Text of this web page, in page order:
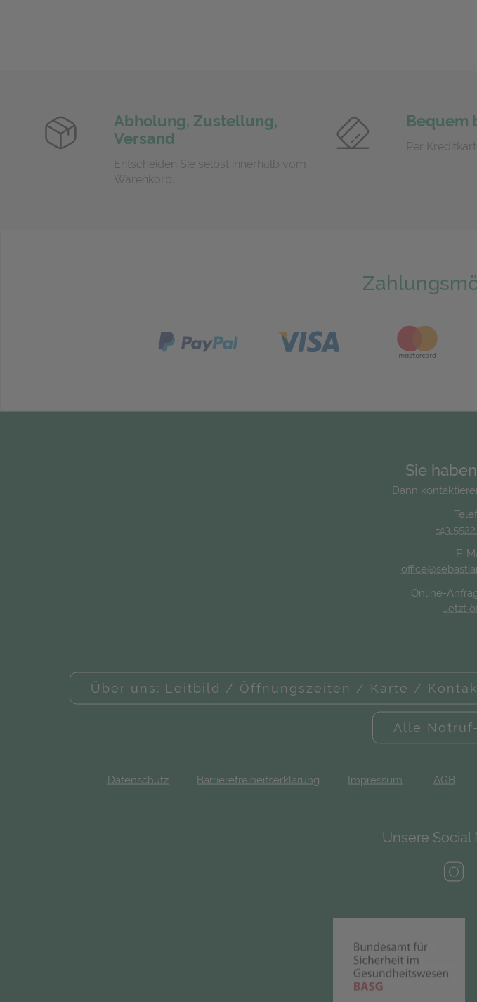
Abholung, Zustellung,
Versand
Entscheiden Sie selbst innerhalb vom
Warenkorb.
Bequem
Per
Sie
Dann
+43
E-
Online-
Jetzt
Über uns: Leitbild / Öffnungszeiten / Karte /
Alle
Datenschutz Barrierefreiheitserklärung Impressum AGB
Unsere Social